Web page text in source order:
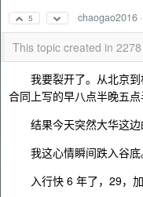
5 chaogao2016 ·
This topic created in
我要裂开了。从北京到
合同上写的早八点半晚五
结果今天突然大华这边
我这心情瞬间跌入谷底
入行快 6 年了，29，加